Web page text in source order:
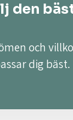
den
och
dig bäst.